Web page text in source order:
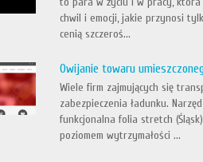
chwil i emocji, jakie przynosi
cenią szczeroś...
Owijanie towaru
Wiele firm zajmujących się
zabezpieczenia ładunku.
funkcjonalna folia stretch
poziomem wytrzymałości ...